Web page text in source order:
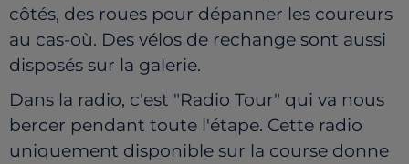
côtés, des roues pour dépanner les coureurs
au cas-où. Des vélos de rechange sont aussi
disposés sur la galerie.
Dans la radio, c'est "Radio Tour" qui va nous
bercer pendant toute l'étape. Cette radio
uniquement disponible sur la course donne